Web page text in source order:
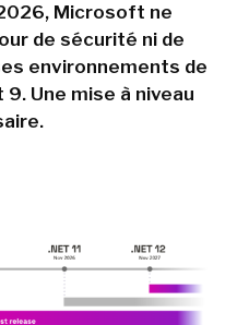
Microsoft ne
de sécurité ni de
environnements de
Une mise à niveau